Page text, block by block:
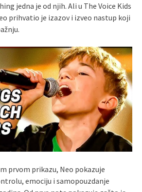
jedna je od njih. Ali u The Voice Kids
prihvatio je izazov i izveo nastup koji
prvom prikazu, Neo pokazuje
emociju i samopouzdanje